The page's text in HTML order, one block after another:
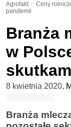
Agrofakt Ceny
pandemii
Branża
w
8 kwietnia 2020,
Branża